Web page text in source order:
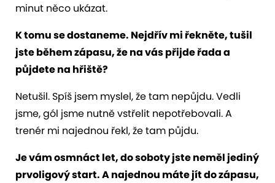
minut něco ukázat.
K tomu se dostaneme. Nejdřív mi řekněte, tušil
jste během zápasu, že na vás přijde řada a
půjdete na hřiště?
Netušil. Spíš jsem myslel, že tam nepůjdu. Vedli
jsme, gól jsme nutně vstřelit nepotřebovali. A
trenér mi najednou řekl, že tam půjdu.
Je vám osmnáct let, do soboty jste neměl jediný
prvoligový start. A najednou máte jít do zápasu,